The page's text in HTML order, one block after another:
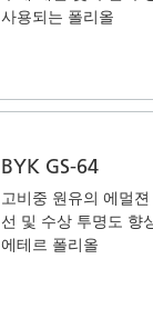
사용되는 폴리올
BYK GS-64
고비중 원유의 에멀
선 및 수상 투명도 향
에테르 폴리올